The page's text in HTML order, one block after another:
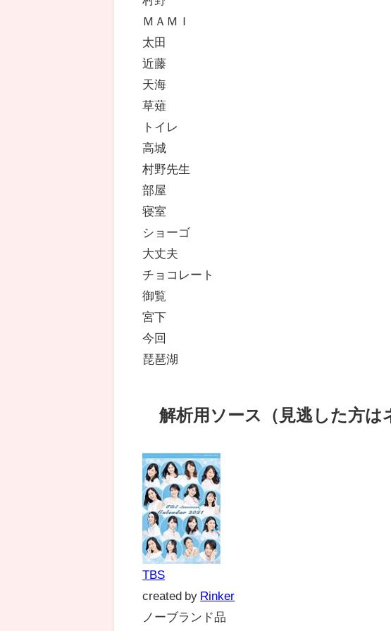
ＭＡＭＩ
太田
近藤
天海
草薙
トイレ
高城
村野先生
部屋
寝室
ショーゴ
大丈夫
チョコレート
御覧
宮下
今回
琵琶湖
解析用ソース（見逃した方は
TBS
created by Rinker
ノーブランド品